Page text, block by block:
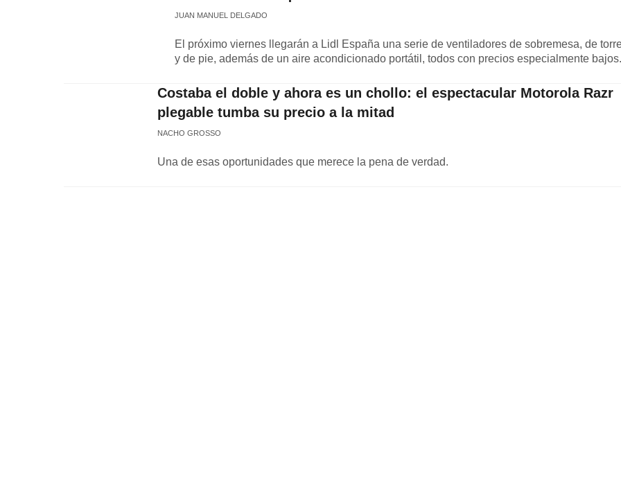
JUAN MANUEL DELGADO
El próximo viernes llegarán a Lidl España una serie de ventiladores de sobremesa, de
y de pie, además de un aire acondicionado portátil, todos con precios especialmente bajos.
Costaba el doble y ahora es un chollo: el espectacular Motorola Razr
plegable tumba su precio a la mitad
NACHO GROSSO
Una de esas oportunidades que merece la pena de verdad.